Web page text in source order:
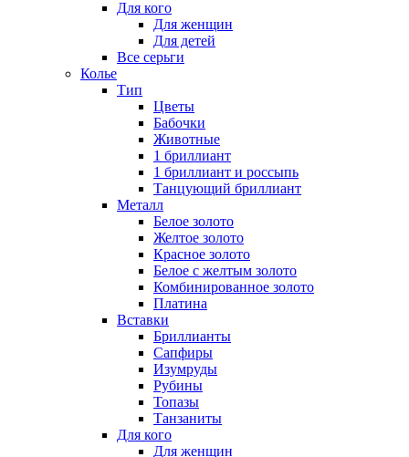
Для кого
Для женщин
Для детей
Все серьги
Колье
Тип
Цветы
Бабочки
Животные
1 бриллиант
1 бриллиант и россыпь
Танцующий бриллиант
Металл
Белое золото
Желтое золото
Красное золото
Белое с желтым золото
Комбинированное золото
Платина
Вставки
Бриллианты
Сапфиры
Изумруды
Рубины
Топазы
Танзаниты
Для кого
Для женщин